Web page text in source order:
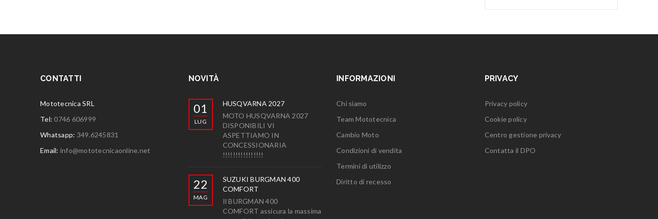
CONTATTI
Mototecnica SRL
Tel:0746 606999
Whatsapp: 349.6245831
Email: info@mototecnicaonline.net
NOVITÀ
01
LUG
HUSQVARNA 2027
MOTO HUSQVARNA 2027
DISPONIBILI VI
ASPETTIAMO IN
CONCESSIONARIA
!!!!!!!!!!!!!!!!
22
MAG
SUZUKI BURGMAN 400
COMFORT
Il BURGMAN 400
COMFORT assicura la massima
INFORMAZIONI
Chi siamo
Team Mototecnica
Cambio Moto
Condizioni di vendita
Termini di utilizzo
Diritto di recesso
PRIVACY
Privacy policy
Cookie policy
Centro gestione privacy
Contatta il DPO